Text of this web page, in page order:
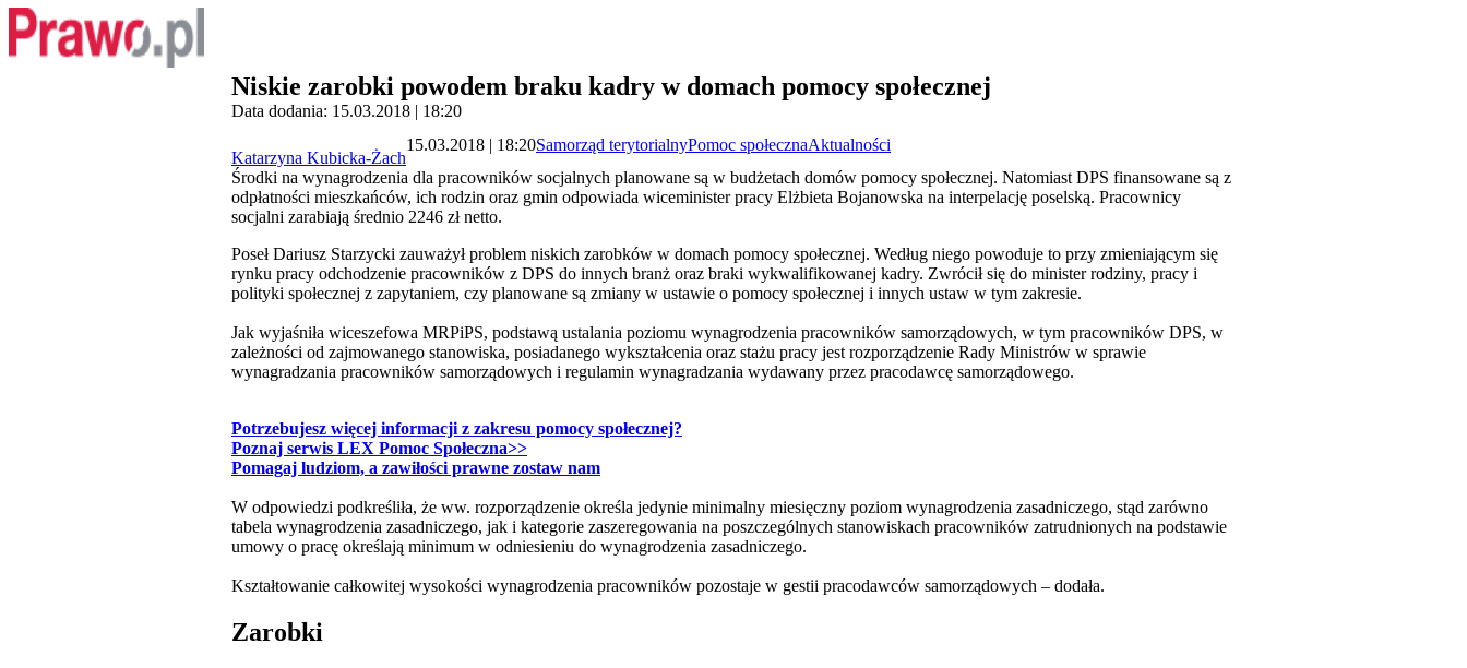
Niskie zarobki powodem braku kadry w domach pomocy społecznej
Data dodania: 15.03.2018 | 18:20
Katarzyna Kubicka-Żach
15.03.2018 | 18:20Samorząd terytorialnyPomoc społecznaAktualności
Środki na wynagrodzenia dla pracowników socjalnych planowane są w budżetach domów pomocy społecznej. Natomiast DPS finansowane są z
odpłatności mieszkańców, ich rodzin oraz gmin odpowiada wiceminister pracy Elżbieta Bojanowska na interpelację poselską. Pracownicy
socjalni zarabiają średnio 2246 zł netto.
Poseł Dariusz Starzycki zauważył problem niskich zarobków w domach pomocy społecznej. Według niego powoduje to przy zmieniającym się
rynku pracy odchodzenie pracowników z DPS do innych branż oraz braki wykwalifikowanej kadry. Zwrócił się do minister rodziny, pracy i
polityki społecznej z zapytaniem, czy planowane są zmiany w ustawie o pomocy społecznej i innych ustaw w tym zakresie.
Jak wyjaśniła wiceszefowa MRPiPS, podstawą ustalania poziomu wynagrodzenia pracowników samorządowych, w tym pracowników DPS, w
zależności od zajmowanego stanowiska, posiadanego wykształcenia oraz stażu pracy jest rozporządzenie Rady Ministrów w sprawie
wynagradzania pracowników samorządowych i regulamin wynagradzania wydawany przez pracodawcę samorządowego.
Potrzebujesz więcej informacji z zakresu pomocy społecznej?
Poznaj serwis LEX Pomoc Społeczna>>
Pomagaj ludziom, a zawiłości prawne zostaw nam
W odpowiedzi podkreśliła, że ww. rozporządzenie określa jedynie minimalny miesięczny poziom wynagrodzenia zasadniczego, stąd zarówno
tabela wynagrodzenia zasadniczego, jak i kategorie zaszeregowania na poszczególnych stanowiskach pracowników zatrudnionych na podstawie
umowy o pracę określają minimum w odniesieniu do wynagrodzenia zasadniczego.
Kształtowanie całkowitej wysokości wynagrodzenia pracowników pozostaje w gestii pracodawców samorządowych – dodała.
Zarobki